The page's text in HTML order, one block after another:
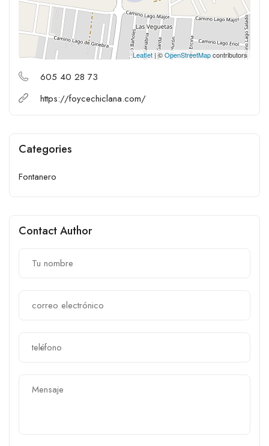
Leaflet | ©OpenStreetMapcontributors
605 40 28 73
https://foycechiclana.com/
Categories
Fontanero
Contact Author